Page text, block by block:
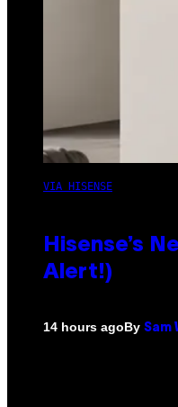
VIA HISENSE
Hisense’s
Alert!)
14 hours agoBy Sam